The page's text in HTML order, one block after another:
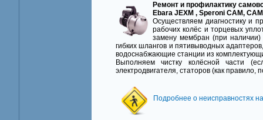
Ремонт и профилактику
Ebara JEXM , Speroni CAM,
Осуществляем диагностику и
рабочих колёс и торцевых
замену мембран (при наличии)
гибких шлангов и пятивыводных
водоснабжающие станции из
Выполняем чистку колёсной части
электродвигателя, статоров (как правило,
Подробнее о неисправностях